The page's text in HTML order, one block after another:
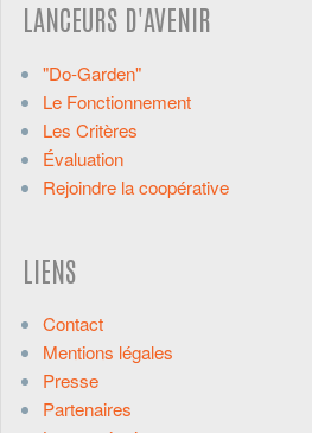
LANCEURS D'AVENIR
"Do-Garden"
Le Fonctionnement
Les Critères
Évaluation
Rejoindre la coopérative
LIENS
Contact
Mentions légales
Presse
Partenaires